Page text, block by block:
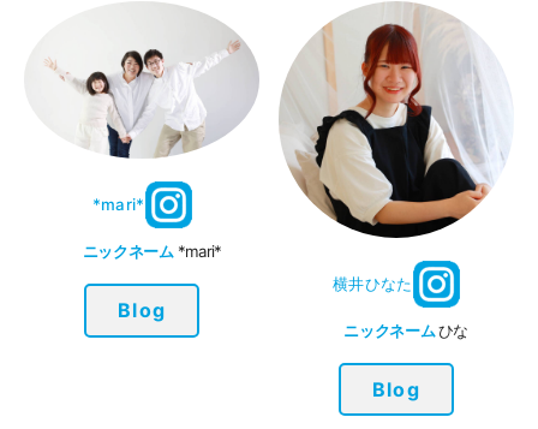
*mari*
ニックネーム*mari*
Blog
横井ひなた
ニックネームひな
Blog